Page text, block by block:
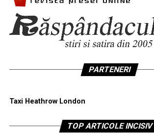
PARTENERI
Taxi Heathrow London
TOP ARTICOLE INCISIV